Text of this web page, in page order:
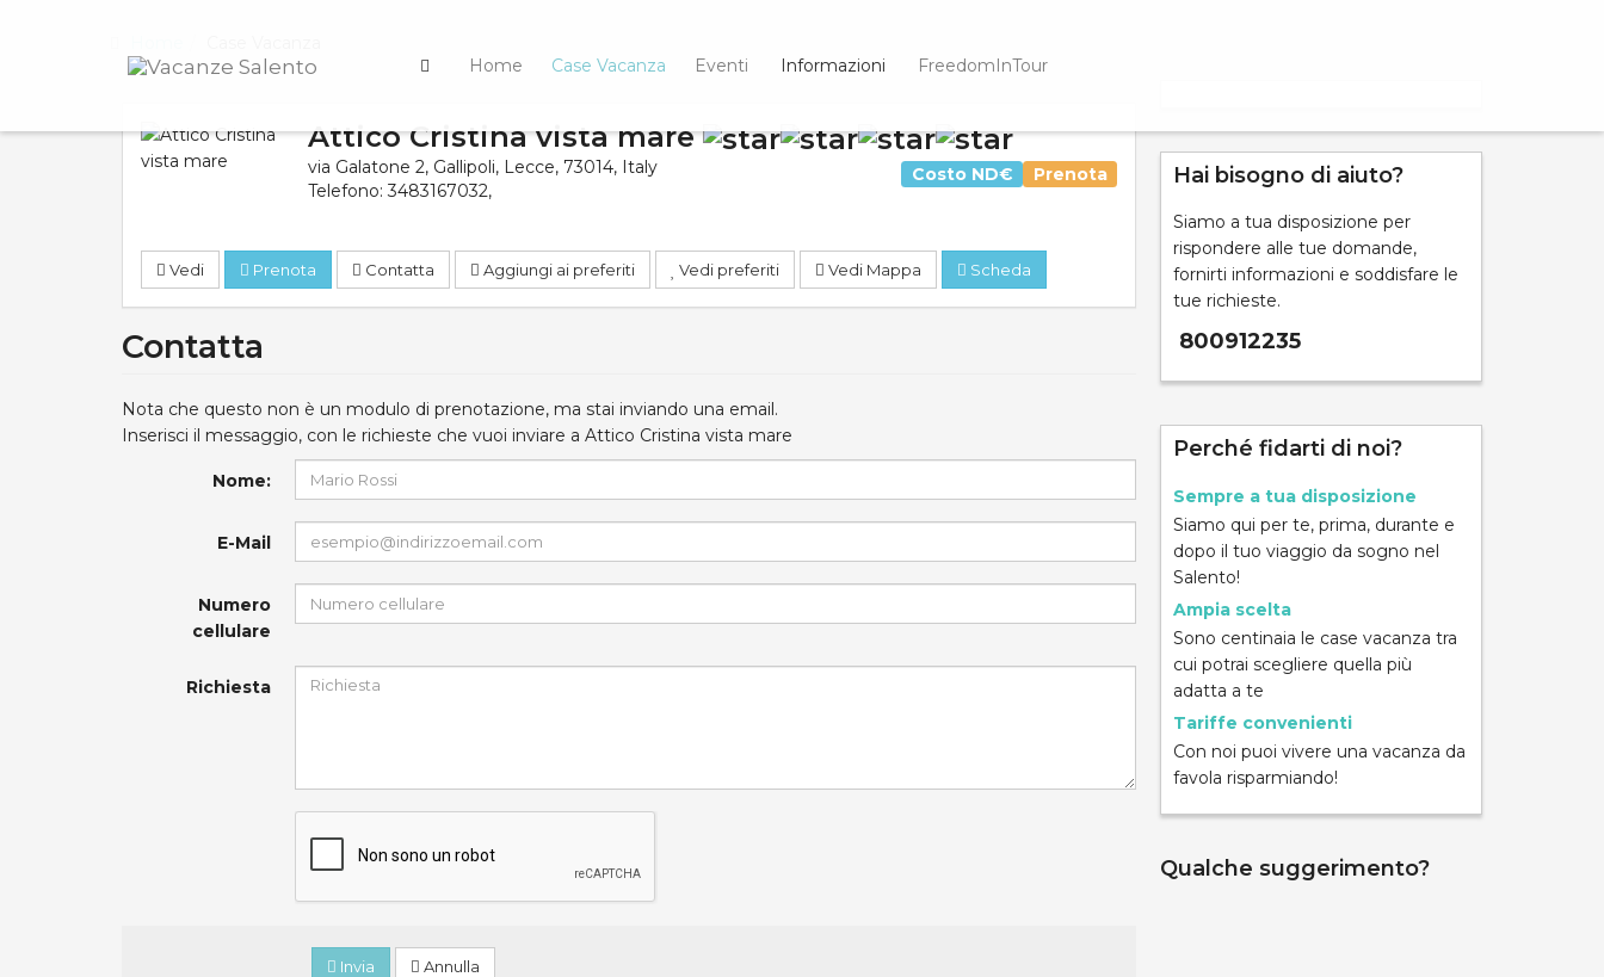
Home Case Vacanza Eventi Informazioni FreedomInTour
Attico Cristina vista mare
via Galatone 2, Gallipoli, Lecce, 73014, Italy
Telefono:3483167032,
Prenota
Costo ND€
Vedi Prenota Contatta Aggiungi ai preferiti Vedi preferiti Vedi Mappa Scheda
Contatta
Nota che questo non è un modulo di prenotazione, ma stai inviando una email.
Inserisci il messaggio, con le richieste che vuoi inviare a Attico Cristina vista mare
Nome:
E-Mail
Numero
cellulare
Richiesta
Invia Annulla
Hai bisogno di aiuto?
Siamo a tua disposizione per
rispondere alle tue domande,
fornirti informazioni e soddisfare le
tue richieste.
800912235
Perché fidarti di noi?
Sempre a tua disposizione
Siamo qui per te, prima, durante e
dopo il tuo viaggio da sogno nel
Salento!
Ampia scelta
Sono centinaia le case vacanza tra
cui potrai scegliere quella più
adatta a te
Tariffe convenienti
Con noi puoi vivere una vacanza da
favola risparmiando!
Qualche suggerimento?